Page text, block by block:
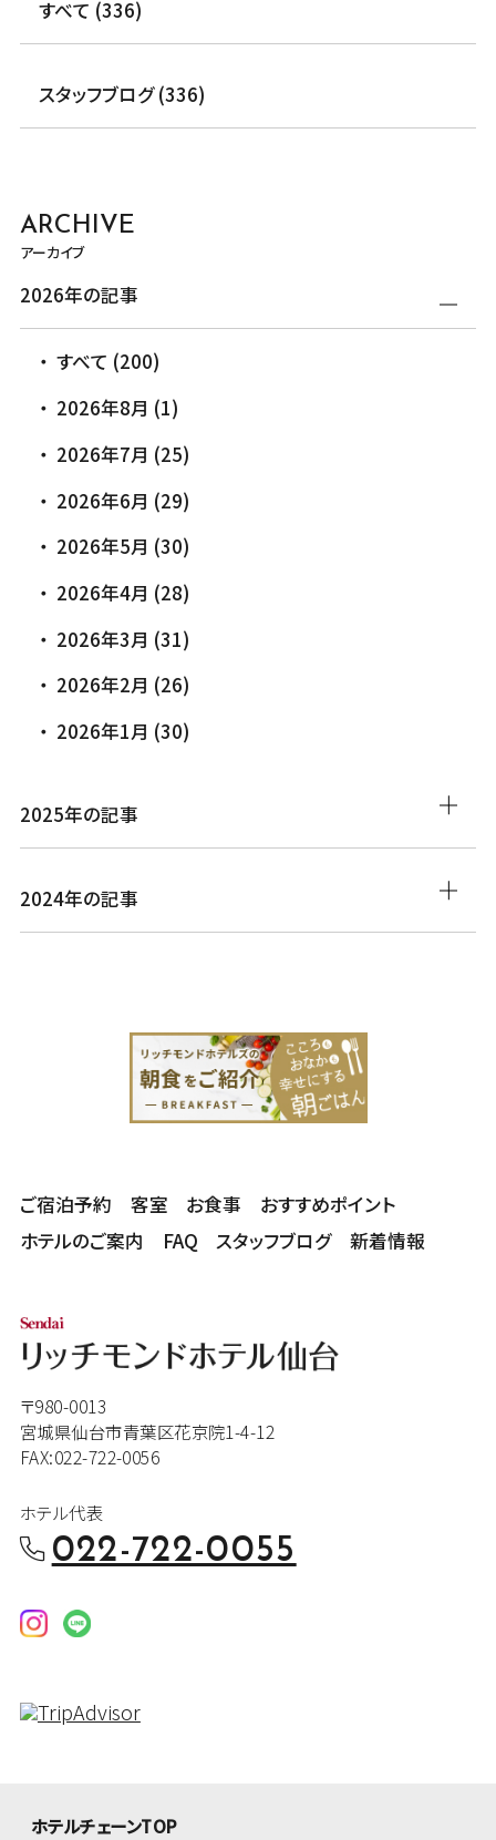
すべて (336)
スタッフブログ (336)
ARCHIVE
アーカイブ
2026年の記事
すべて (200)
2026年8月 (1)
2026年7月 (25)
2026年6月 (29)
2026年5月 (30)
2026年4月 (28)
2026年3月 (31)
2026年2月 (26)
2026年1月 (30)
2025年の記事
2024年の記事
ご宿泊予約 客室 お食事
おすすめポイント
ホテルのご案内
FAQ スタッフブログ 新着情報
〒980-0013
宮城県仙台市青葉区花京院1-4-12
FAX:022-722-0056
ホテル代表
022-722-0055
ホテルチェーンTOP